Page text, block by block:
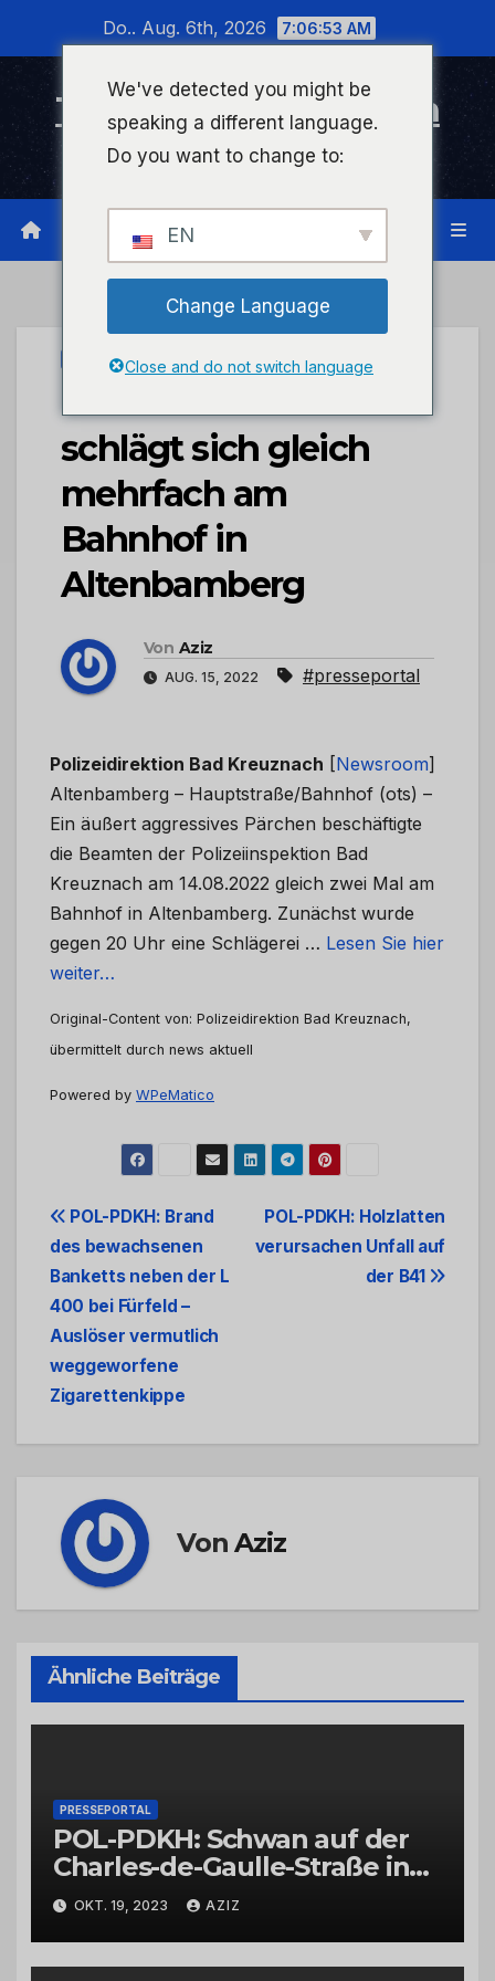
wechseln
Do.. Aug. 6th, 2026 7:06:54 AM
Timeline Bad Kreuznach
Infonetzwerk für Bad Kreuznach
PRESSEPORTAL
POL-PDKH: Pärchen
schlägt sich gleich
mehrfach am
Bahnhof in
Altenbamberg
Von Aziz
AUG. 15, 2022 #presseportal
Polizeidirektion Bad Kreuznach [Newsroom]
Altenbamberg – Hauptstraße/Bahnhof (ots) –
Ein äußert aggressives Pärchen beschäftigte
die Beamten der Polizeiinspektion Bad
Kreuznach am 14.08.2022 gleich zwei Mal am
Bahnhof in Altenbamberg. Zunächst wurde
gegen 20 Uhr eine Schlägerei … Lesen Sie hier
weiter…
Original-Content von: Polizeidirektion Bad Kreuznach,
übermittelt durch news aktuell
Powered by WPeMatico
Beitrags-
Navigation
POL-PDKH: Holzlatten
verursachen Unfall auf
der B41
POL-PDKH: Brand
des bewachsenen
Banketts neben der L
400 bei Fürfeld –
Auslöser vermutlich
weggeworfene
Zigarettenkippe
VonAziz
Ähnliche Beiträge
PRESSEPORTAL
POL-PDKH: Schwan auf der
Charles-de-Gaulle-Straße in
Bad Kreuznach beeinflusst
Feierabendverkehr
OKT. 19, 2023 AZIZ
We've detected you might be
speaking a different language.
Do you want to change to:
EN
Change Language
Close and do not switch language